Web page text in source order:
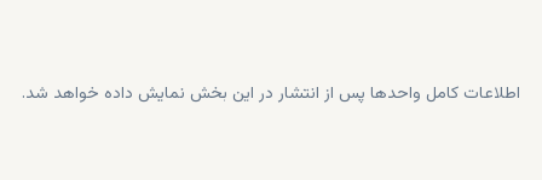
اطلاعات کامل واحدها پس از انتشار در این بخش نمایش داده خواهد شد.